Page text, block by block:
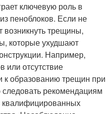
ключевую роль в
пеноблоков. Если не
возникнуть трещины,
которые ухудшают
Например,
или отсутствие
к образованию трещин при
рекомендациям
квалифицированных